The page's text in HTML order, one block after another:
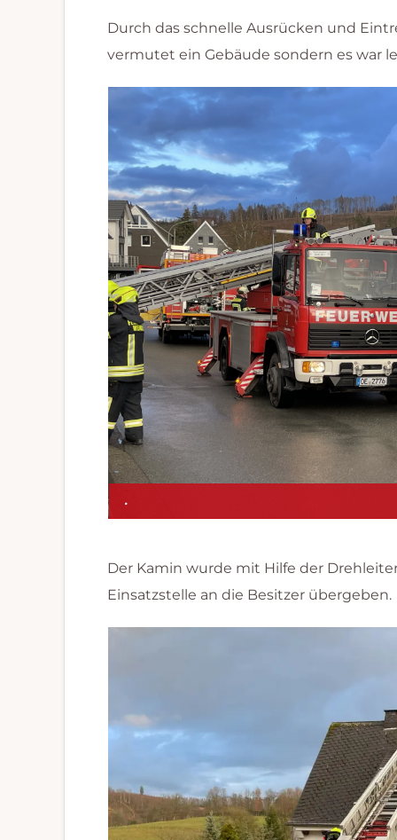
Durch das schnelle Ausrücken und
vermutet ein Gebäude sondern es war
.
Der Kamin wurde mit Hilfe der
Einsatzstelle an die Besitzer übergeben.